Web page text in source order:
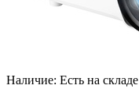
Наличие: Есть на складе